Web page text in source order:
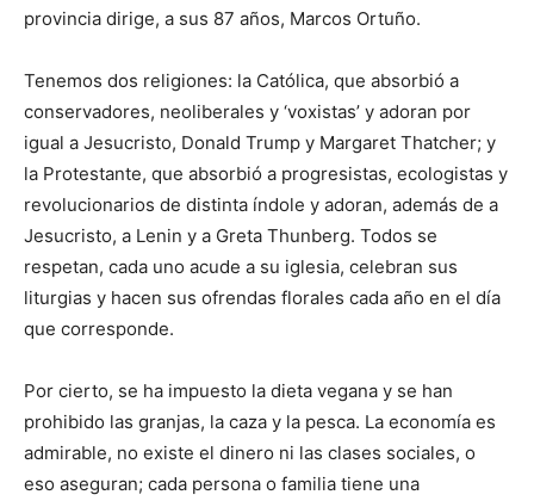
provincia dirige, a sus 87 años, Marcos Ortuño.
Tenemos dos religiones: la Católica, que absorbió a
conservadores, neoliberales y ‘voxistas’ y adoran por
igual a Jesucristo, Donald Trump y Margaret Thatcher; y
la Protestante, que absorbió a progresistas, ecologistas y
revolucionarios de distinta índole y adoran, además de a
Jesucristo, a Lenin y a Greta Thunberg. Todos se
respetan, cada uno acude a su iglesia, celebran sus
liturgias y hacen sus ofrendas florales cada año en el día
que corresponde.
Por cierto, se ha impuesto la dieta vegana y se han
prohibido las granjas, la caza y la pesca. La economía es
admirable, no existe el dinero ni las clases sociales, o
eso aseguran; cada persona o familia tiene una